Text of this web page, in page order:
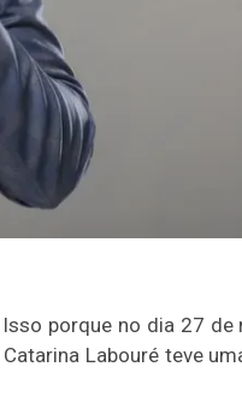
porque no dia 27 de
Labouré teve